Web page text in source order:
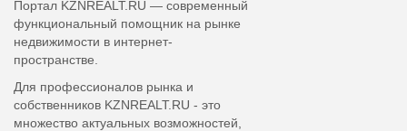
Портал KZNREALT.RU — современный
функциональный помощник на рынке
недвижимости в интернет-
пространстве.
Для профессионалов рынка и
собственников KZNREALT.RU - это
множество актуальных возможностей,